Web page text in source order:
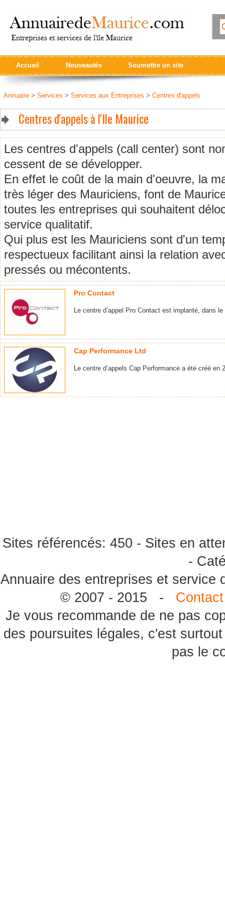
Accueil Nouveautés Soumettre un site
Annuaire > Services > Services aux Entreprises > Centres d'appels
Centres d'appels à l'Ile Maurice
Les centres d'appels (call center) sont
cessent de se développer.
En effet le coût de la main d'oeuvre, la
très léger des Mauriciens, font de
toutes les entreprises qui souhaitent
service qualitatif.
Qui plus est les Mauriciens sont d'un
respectueux facilitant ainsi la relation
pressés ou mécontents.
Pro Contact
Le centre d’appel Pro Contact est implanté, dans
Cap Performance Ltd
Le centre d’appels Cap Performance a été créé en
Sites référencés: 450 - Sites en
-
Annuaire des entreprises et
© 2007 - 2015 - Contact
Je vous recommande de ne pas
des poursuites légales, c'est
pas le